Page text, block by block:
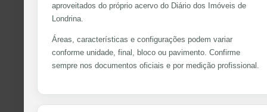
aproveitados do próprio acervo do Diário dos Imóveis de
Londrina.
Áreas, características e configurações podem variar
conforme unidade, final, bloco ou pavimento. Confirme
sempre nos documentos oficiais e por medição profissional.